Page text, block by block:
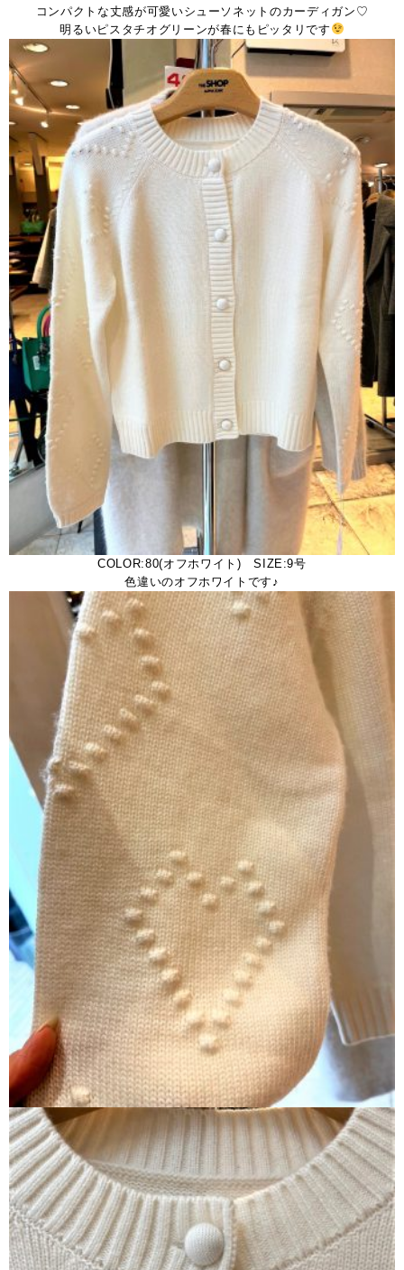
コンパクトな丈感が可愛いシューソネットのカーディガン♡
明るいピスタチオグリーンが春にもピッタリです
COLOR:80(オフホワイト) SIZE:9号
色違いのオフホワイトです♪